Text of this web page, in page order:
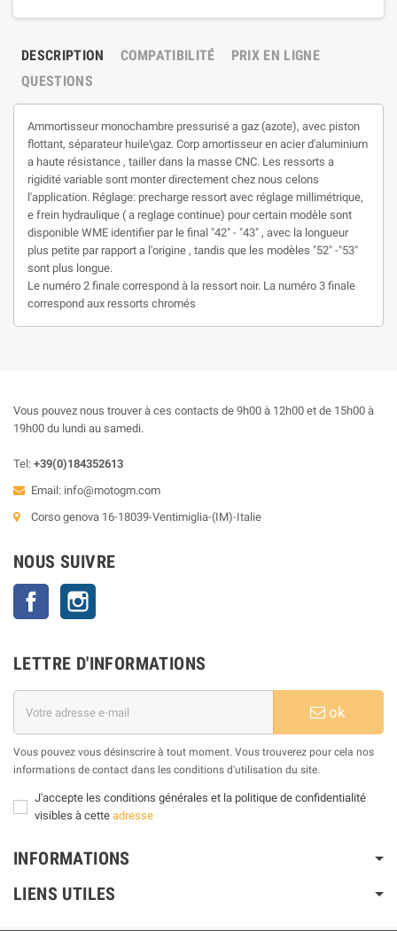
DESCRIPTION COMPATIBILITÉ
PRIX EN LIGNE
QUESTIONS
Ammortisseur monochambre pressurisé a gaz (azote), avec piston
flottant, séparateur huile\gaz. Corp amortisseur en acier d'aluminium
a haute résistance , tailler dans la masse CNC. Les ressorts a
rigidité variable sont monter directement chez nous celons
l'application. Réglage: precharge ressort avec réglage millimétrique,
e frein hydraulique ( a reglage continue) pour certain modèle sont
disponible WME identifier par le final "42" - "43" , avec la longueur
plus petite par rapport a l'origine , tandis que les modèles "52" -"53"
sont plus longue.
Le numéro 2 finale correspond à la ressort noir. La numéro 3 finale
correspond aux ressorts chromés
Vous pouvez nous trouver à ces contacts de 9h00 à 12h00 et de 15h00 à
19h00 du lundi au samedi.
Tel: +39(0)184352613
Email: info@motogm.com
Corso genova 16-18039-Ventimiglia-(IM)-Italie
NOUS SUIVRE
Facebook
LETTRE D'INFORMATIONS
ok
Vous pouvez vous désinscrire à tout moment. Vous trouverez pour cela nos
informations de contact dans les conditions d'utilisation du site.
J'accepte les conditions générales et la politique de confidentialité
visibles à cette adresse
INFORMATIONS
LIENS UTILES